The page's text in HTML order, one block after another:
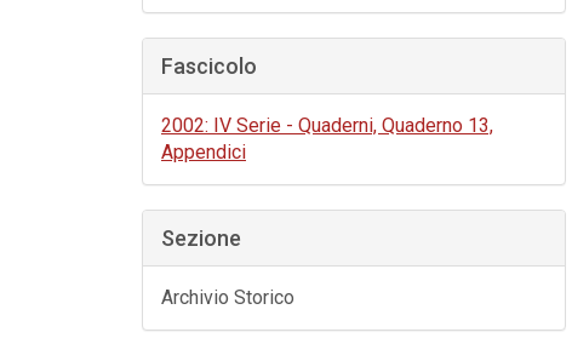
Fascicolo
2002: IV Serie - Quaderni, Quaderno 13,
Appendici
Sezione
Archivio Storico